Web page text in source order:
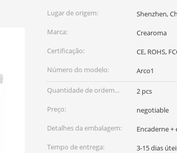
Lugar de origem:
Shenzhen,
Marca:
Crearoma
Certificação:
CE, ROHS,
Número do modelo:
Arco1
Quantidade de ordem
mínima:
2 pcs
Preço:
negotiable
Detalhes da embalagem:
Encaderne +
Tempo de entrega:
3-15 dias